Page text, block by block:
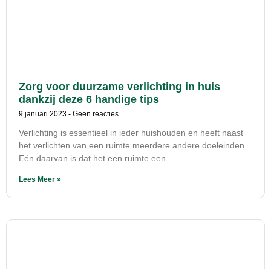
Zorg voor duurzame verlichting in huis
dankzij deze 6 handige tips
9 januari 2023 Geen reacties
Verlichting is essentieel in ieder huishouden en heeft naast
het verlichten van een ruimte meerdere andere doeleinden.
Eén daarvan is dat het een ruimte een
Lees Meer »